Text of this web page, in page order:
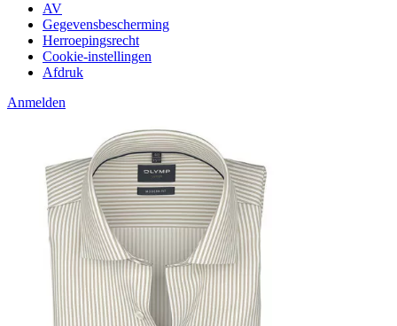
AV
Gegevensbescherming
Herroepingsrecht
Cookie-instellingen
Afdruk
Anmelden